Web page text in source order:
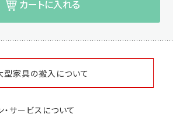
カートに入れる
型家具の搬入について
サービスについて